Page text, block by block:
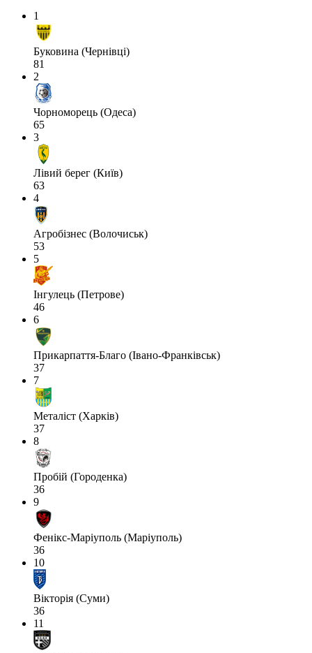
1
Буковина (Чернівці)
81
2
Чорноморець (Одеса)
65
3
Лівий берег (Київ)
63
4
Агробізнес (Волочиськ)
53
5
Інгулець (Петрове)
46
6
Прикарпаття-Благо (Івано-Франківськ)
37
7
Металіст (Харків)
37
8
Пробій (Городенка)
36
9
Фенікс-Маріуполь (Маріуполь)
36
10
Вікторія (Суми)
36
11